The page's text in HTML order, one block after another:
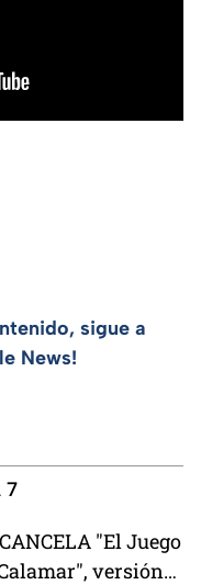
sigue a
News!
7
"El Juego
versión